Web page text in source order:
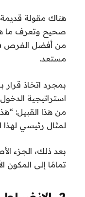
هناك مقولة
صحيح وتعرف ما
من أفضل الفرص
مستعد.
بمجرد اتخاذ
استراتيجية
من هذا القبيل:
لمثال رئيسي لهذا
بعد ذلك، الجزء
تمامًا إلى المكون